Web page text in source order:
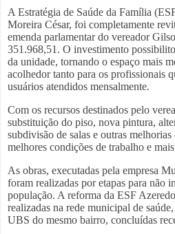
A Estratégia de Saúde da Família
Moreira César, foi completamente
emenda parlamentar do vereador
351.968,51. O investimento
da unidade, tornando o espaço mais
acolhedor tanto para os profissionais
usuários atendidos mensalmente.
Com os recursos destinados pelo
substituição do piso, nova pintura,
subdivisão de salas e outras
melhores condições de trabalho e
As obras, executadas pela empresa
foram realizadas por etapas para não
população. A reforma da ESF
realizadas na rede municipal de
UBS do mesmo bairro, concluídas